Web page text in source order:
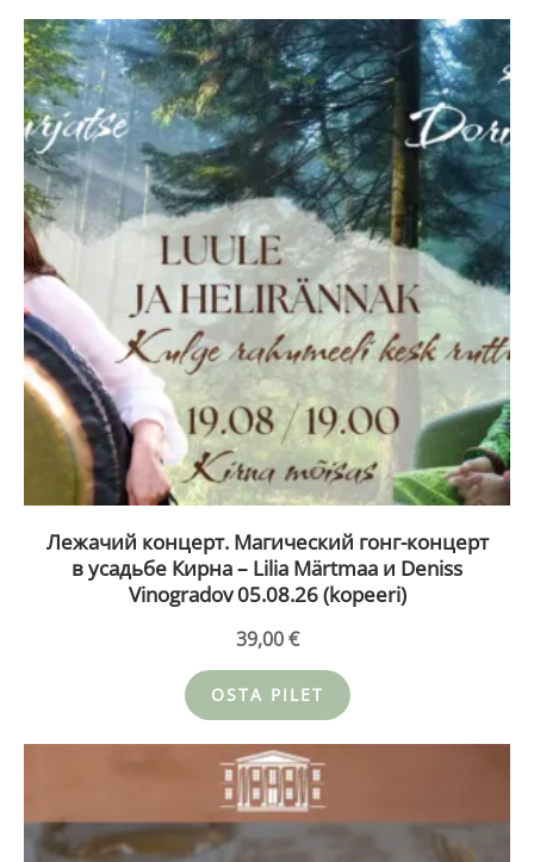
Лежачий концерт. Магический гонг-концерт
в усадьбе Кирна – Lilia Märtmaa и Deniss
Vinogradov 05.08.26 (kopeeri)
39,00€
OSTA PILET